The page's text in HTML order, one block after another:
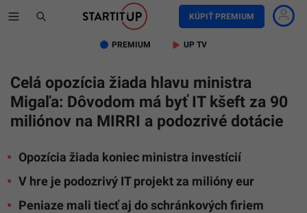
KÚPIŤ PREMIUM
PREMIUM UP TV
Celá opozícia žiada hlavu ministra
Migaľa: Dôvodom má byť IT kšeft za 90
miliónov na MIRRI a podozrivé dotácie
Opozícia žiada koniec ministra investícií
V hre je podozrivý IT projekt za milióny eur
Peniaze mali tiecť aj do schránkových firiem